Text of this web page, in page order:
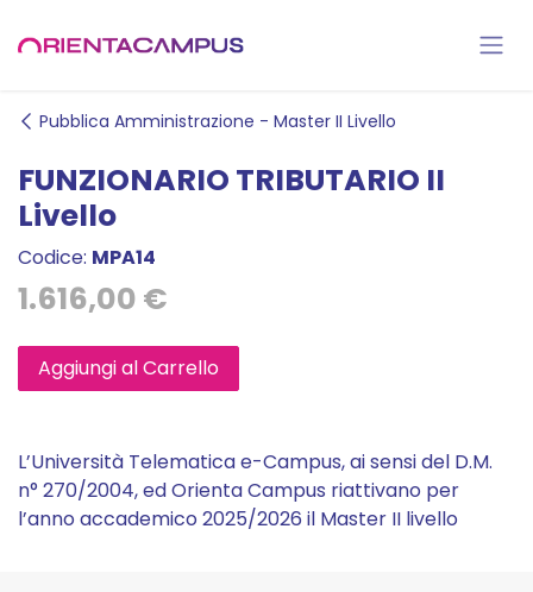
Pubblica Amministrazione - Master II Livello
FUNZIONARIO TRIBUTARIO II
Livello
Codice: MPA14
1.616,00 €
Aggiungi al Carrello
L’Università Telematica e-Campus, ai sensi del D.M.
n° 270/2004, ed Orienta Campus riattivano per
l’anno accademico 2025/2026 il Master II livello